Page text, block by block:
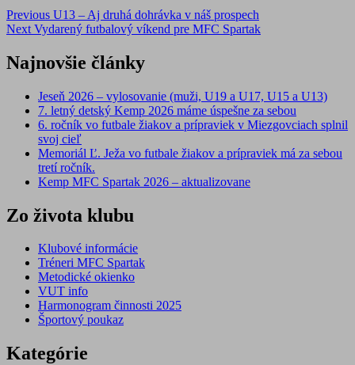
Post
navigation
Previous U13 – Aj druhá dohrávka v náš prospech
Next Vydarený futbalový víkend pre MFC Spartak
Najnovšie články
Jeseň 2026 – vylosovanie (muži, U19 a U17, U15 a U13)
7. letný detský Kemp 2026 máme úspešne za sebou
6. ročník vo futbale žiakov a prípraviek v Miezgovciach splnil
svoj cieľ
Memoriál Ľ. Ježa vo futbale žiakov a prípraviek má za sebou
tretí ročník.
Kemp MFC Spartak 2026 – aktualizovane
Zo života klubu
Klubové informácie
Tréneri MFC Spartak
Metodické okienko
VUT info
Harmonogram činnosti 2025
Športový poukaz
Kategórie